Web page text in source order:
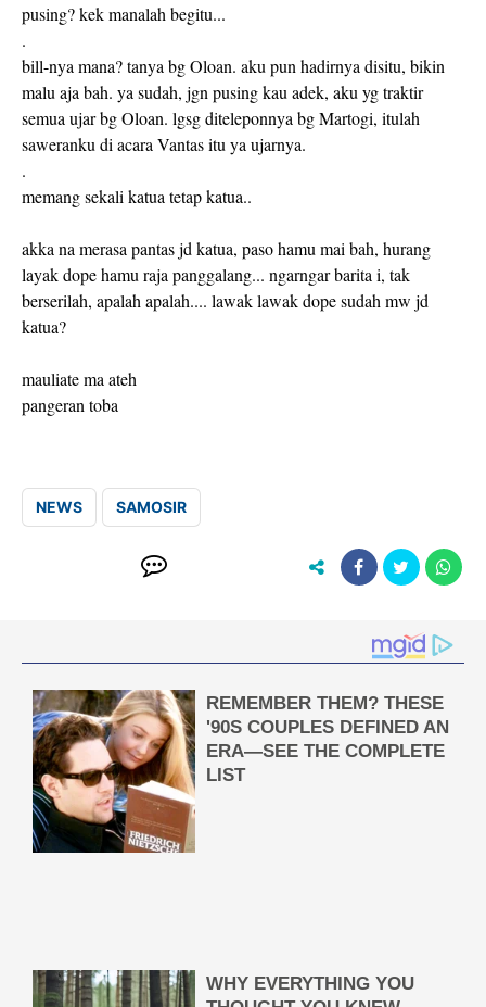
pusing? kek manalah begitu...
.
bill-nya mana? tanya bg Oloan. aku pun hadirnya disitu, bikin
malu aja bah. ya sudah, jgn pusing kau adek, aku yg traktir
semua ujar bg Oloan. lgsg diteleponnya bg Martogi, itulah
saweranku di acara Vantas itu ya ujarnya.
.
memang sekali katua tetap katua..
akka na merasa pantas jd katua, paso hamu mai bah, hurang
layak dope hamu raja panggalang... ngarngar barita i, tak
berserilah, apalah apalah.... lawak lawak dope sudah mw jd
katua?
mauliate ma ateh
pangeran toba
NEWS SAMOSIR